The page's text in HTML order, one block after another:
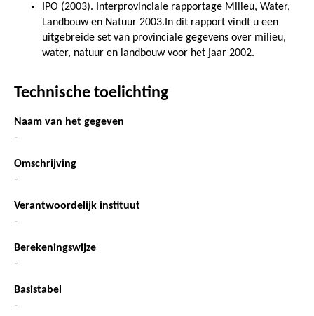
IPO (2003). Interprovinciale rapportage Milieu, Water,
Landbouw en Natuur 2003.In dit rapport vindt u een
uitgebreide set van provinciale gegevens over milieu,
water, natuur en landbouw voor het jaar 2002.
Technische toelichting
Naam van het gegeven
-
Omschrijving
-
Verantwoordelijk instituut
-
Berekeningswijze
-
Basistabel
-